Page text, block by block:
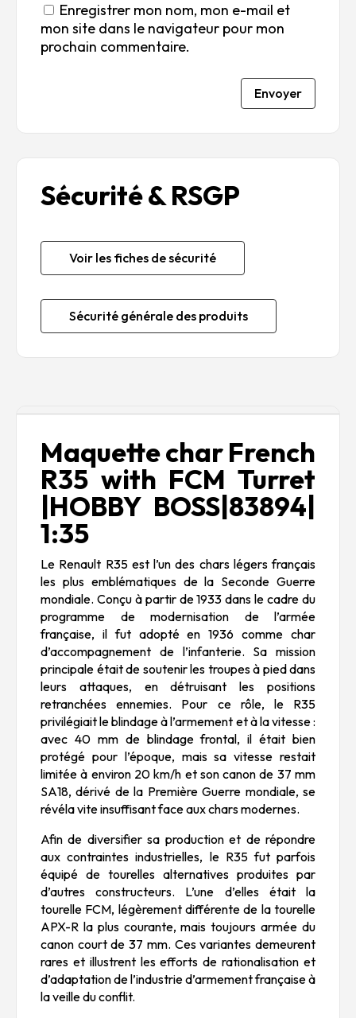
Enregistrer mon nom, mon e-mail et
mon site dans le navigateur pour mon
prochain commentaire.
Envoyer
Sécurité & RSGP
Voir les fiches de sécurité
Sécurité générale des produits
Maquette char French
R35 with FCM Turret
|HOBBY BOSS|83894|
1:35
Le Renault R35 est l’un des chars légers français
les plus emblématiques de la Seconde Guerre
mondiale. Conçu à partir de 1933 dans le cadre du
programme de modernisation de l’armée
française, il fut adopté en 1936 comme char
d’accompagnement de l’infanterie. Sa mission
principale était de soutenir les troupes à pied dans
leurs attaques, en détruisant les positions
retranchées ennemies. Pour ce rôle, le R35
privilégiait le blindage à l’armement et à la vitesse :
avec 40 mm de blindage frontal, il était bien
protégé pour l’époque, mais sa vitesse restait
limitée à environ 20 km/h et son canon de 37 mm
SA18, dérivé de la Première Guerre mondiale, se
révéla vite insuffisant face aux chars modernes.
Afin de diversifier sa production et de répondre
aux contraintes industrielles, le R35 fut parfois
équipé de tourelles alternatives produites par
d’autres constructeurs. L’une d’elles était la
tourelle FCM, légèrement différente de la tourelle
APX-R la plus courante, mais toujours armée du
canon court de 37 mm. Ces variantes demeurent
rares et illustrent les efforts de rationalisation et
d’adaptation de l’industrie d’armement française à
la veille du conflit.